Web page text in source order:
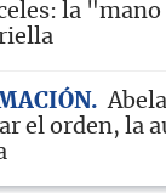
la
el orden, la